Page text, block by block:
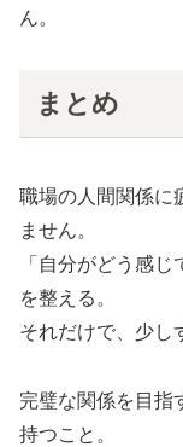
ん。
まとめ
職場の人間関係に
ません。
「自分がどう感
を整える。
それだけで、少し
完璧な関係を目指
持つこと。